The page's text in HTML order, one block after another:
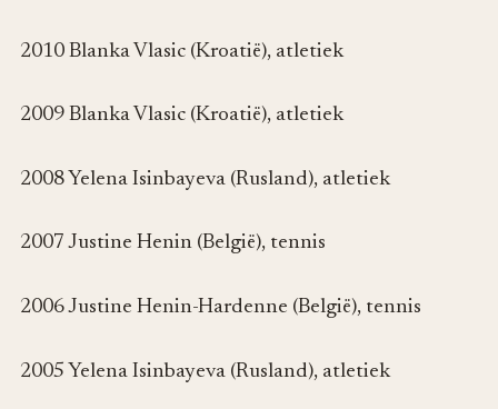
2010 Blanka Vlasic (Kroatië), atletiek
2009 Blanka Vlasic (Kroatië), atletiek
2008 Yelena Isinbayeva (Rusland), atletiek
2007 Justine Henin (België), tennis
2006 Justine Henin-Hardenne (België), tennis
2005 Yelena Isinbayeva (Rusland), atletiek